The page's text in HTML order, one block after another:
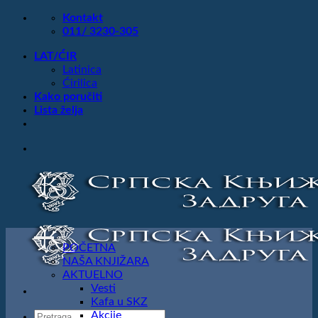
Preskoči
Kontakt
011/ 3230-305
LAT/ĆIR
Latinica
Ćirilica
Kako poručiti
Lista želja
Products
POČETNA
NAŠA KNJIŽARA
AKTUELNO
Vesti
Kafa u SKZ
Akcije